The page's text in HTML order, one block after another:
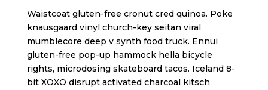
Waistcoat gluten-free cronut cred quinoa. Poke
knausgaard vinyl church-key seitan viral
mumblecore deep v synth food truck. Ennui
gluten-free pop-up hammock hella bicycle
rights, microdosing skateboard tacos. Iceland 8-
bit XOXO disrupt activated charcoal kitsch